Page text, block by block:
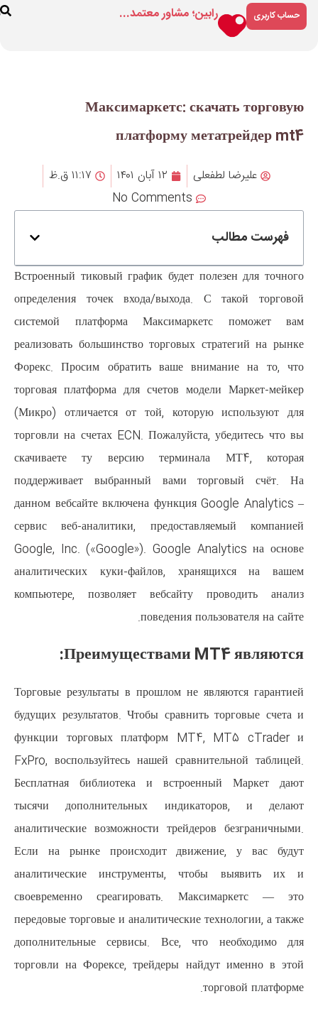
معتمد... فروشگاه
۱۱:۱۷ ق.ظ
Встроенный тиковый график
определения точек входа/
системой платформа
реализовать большинство
Форекс. Просим обратить
торговая платформа для
(Микро) отличается от той,
торговли на счетах ECN.
скачиваете ту версию
поддерживает выбранный
данном вебсайте включена
сервис веб-аналитики,
Google, Inc. («Google»).
аналитических куки-файлов,
компьютере, позволяет
Торговые результаты в прошлом
будущих результатов. Чтобы
функции торговых
FxPro, воспользуйтесь нашей
Бесплатная библиотека и
тысячи дополнительных
аналитические возможности
Если на рынке происходит
аналитические
своевременно
передовые торговые и
дополнительные сервисы.
торговли на Форексе,